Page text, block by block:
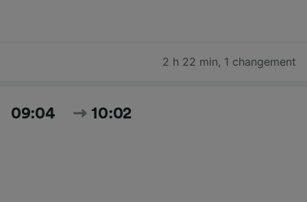
2 h 22 min, 1 changement
09:04 10:02